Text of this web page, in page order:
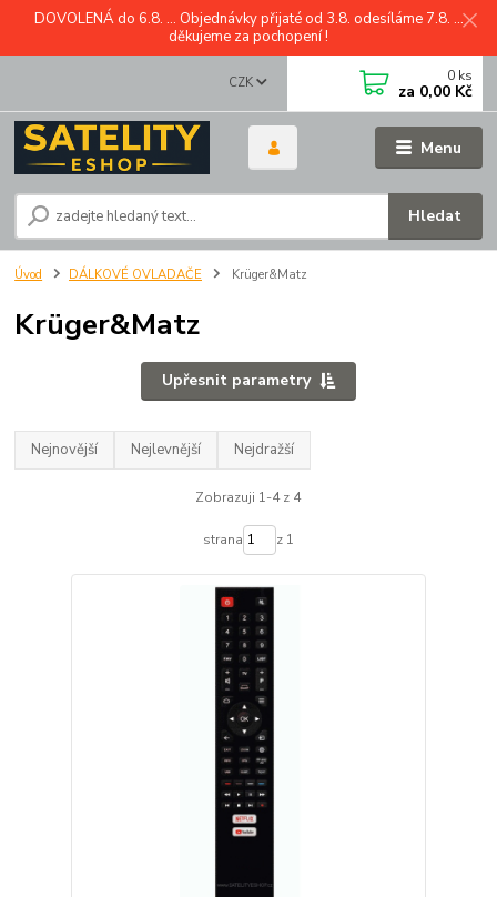
DOVOLENÁ do 6.8. ... Objednávky přijaté od 3.8. odesíláme 7.8. ...
děkujeme za pochopení !
Menu
CZK
Hledat
0 ks
za 0,00 Kč
Úvod DÁLKOVÉ OVLADAČE Krüger&Matz
Krüger&Matz
Upřesnit parametry
Nejnovější Nejlevnější Nejdražší
Zobrazuji 1-4 z 4
strana z 1